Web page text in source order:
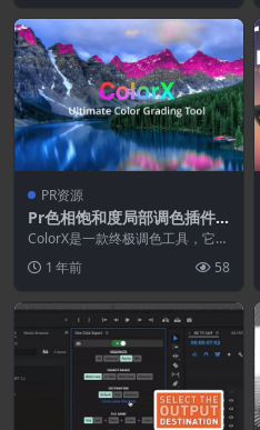
PR资源
Pr色相饱和度局部调色插件 C
olorX v1.0.0 Win
ColorX是一款终极调色工具，它能
有创意的素材效...
1 年前 58